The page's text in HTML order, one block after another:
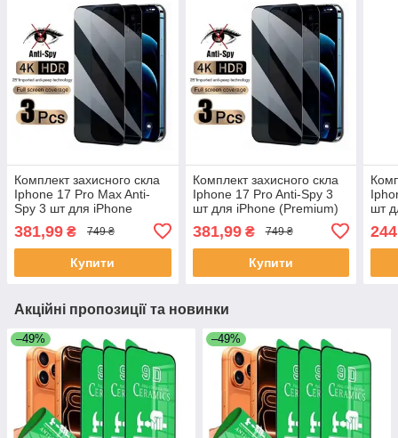
Комплект захисного скла
Iphone 17 Pro Max Anti-
Spy 3 шт для iPhone
381,99 ₴ 749 ₴
Купити
Комплект захисного скла
Iphone 17 Pro Anti-Spy 3
шт для iPhone (Premium)
381,99₴ 749 ₴
Купити
шт
Акційні пропозиції та новинки
–49% –49%